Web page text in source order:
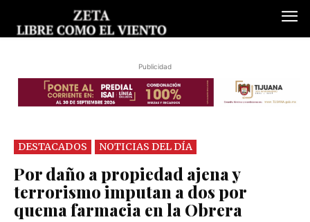
Publicidad
DESTACADOS NOTICIAS DEL DÍA
Por daño a propiedad ajena y
terrorismo imputan a dos por
quema farmacia en la Obrera